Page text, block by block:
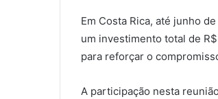
Em Costa Rica, até junho
um investimento total de
para reforçar o
A participação nesta